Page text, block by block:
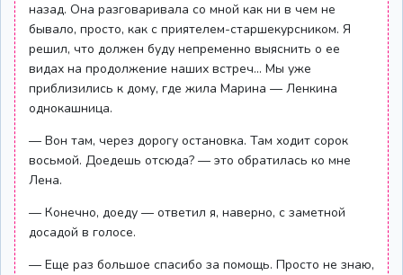
назад. Она разговаривала со мной как ни в чем не
бывало, просто, как с приятелем-старшекурсником. Я
решил, что должен буду непременно выяснить о ее
видах на продолжение наших встреч... Мы уже
приблизились к дому, где жила Марина — Ленкина
однокашница.
— Вон там, через дорогу остановка. Там ходит сорок
восьмой. Доедешь отсюда? — это обратилась ко мне
Лена.
— Конечно, доеду — ответил я, наверно, с заметной
досадой в голосе.
— Еще раз большое спасибо за помощь. Просто не знаю,